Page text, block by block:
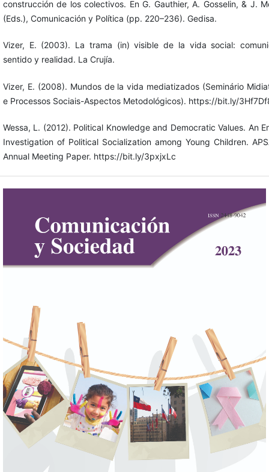
construcción de los colectivos. En G. Gauthier, A. Gosselin, & J.
(Eds.), Comunicación y Política (pp. 220–236). Gedisa.
Vizer, E. (2003). La trama (in) visible de la vida social:
sentido y realidad. La Crujía.
Vizer, E. (2008). Mundos de la vida mediatizados (Seminário
e Processos Sociais-Aspectos Metodológicos). https://bit.ly/
Wessa, L. (2012). Political Knowledge and Democratic Values. An
Investigation of Political Socialization among Young Children.
Annual Meeting Paper. https://bit.ly/3pxjxLc